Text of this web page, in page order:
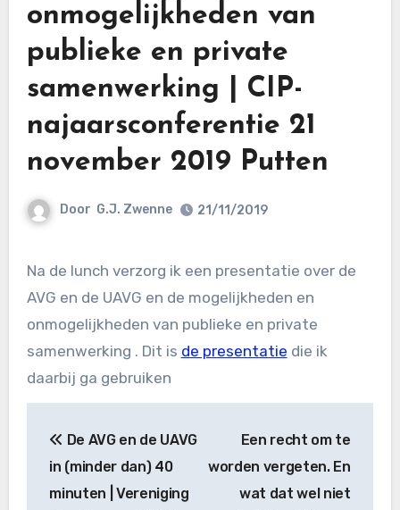
onmogelijkheden van
publieke en private
samenwerking | CIP-
najaarsconferentie 21
november 2019 Putten
Door G.J. Zwenne 21/11/2019
Na de lunch verzorg ik een presentatie over de
AVG en de UAVG en de mogelijkheden en
onmogelijkheden van publieke en private
samenwerking . Dit is de presentatie die ik
daarbij ga gebruiken
navigatie
De AVG en de UAVG
in (minder dan) 40
minuten | Vereniging
Een recht om te
worden vergeten. En
wat dat wel niet